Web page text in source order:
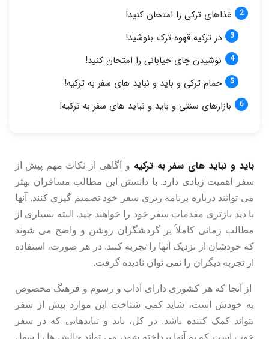
غذاهای ترکی را امتحان کنید!
در ترکیه قهوه ترک بنوشید!
نوشیدن چای خیابانی را امتحان کنید!
حمام ترکی و باید و نباید های سفر به ترکیه!
بازارهای سنتی و باید و نباید های سفر به ترکیه!
باید و نباید های سفر به ترکیه و آگاهی از نکات مهم پیش از
سفر اهمیت زیادی دارد. با دانستن این مطالب مسافران بهتر
می توانند درباره برنامه ریزی سفر خود تصمیم گیری کنند. آنها
با دید بازتری مقدمات سفر خود را خواهند چید. البته بسیاری از
مطالب زمانی کاملاً بر گردشگران روشن و واضح می شوند
که خودشان از نزدیک آنها را تجربه کنند. در هر صورت، استفاده
از تجربه دیگران را نمی توان نادیده گرفت.
از آنجا که هر کشوری دارای آداب و رسوم و فرهنگ مخصوص
به خودش است، شاید کمی شناخت این موارد پیش از سفر
بتواند کمک کننده باشد. در کل، باید و نبایدهایی که در سفر
خوب است که به آنها پرداخته شود، می تواند چالش ها را سهل